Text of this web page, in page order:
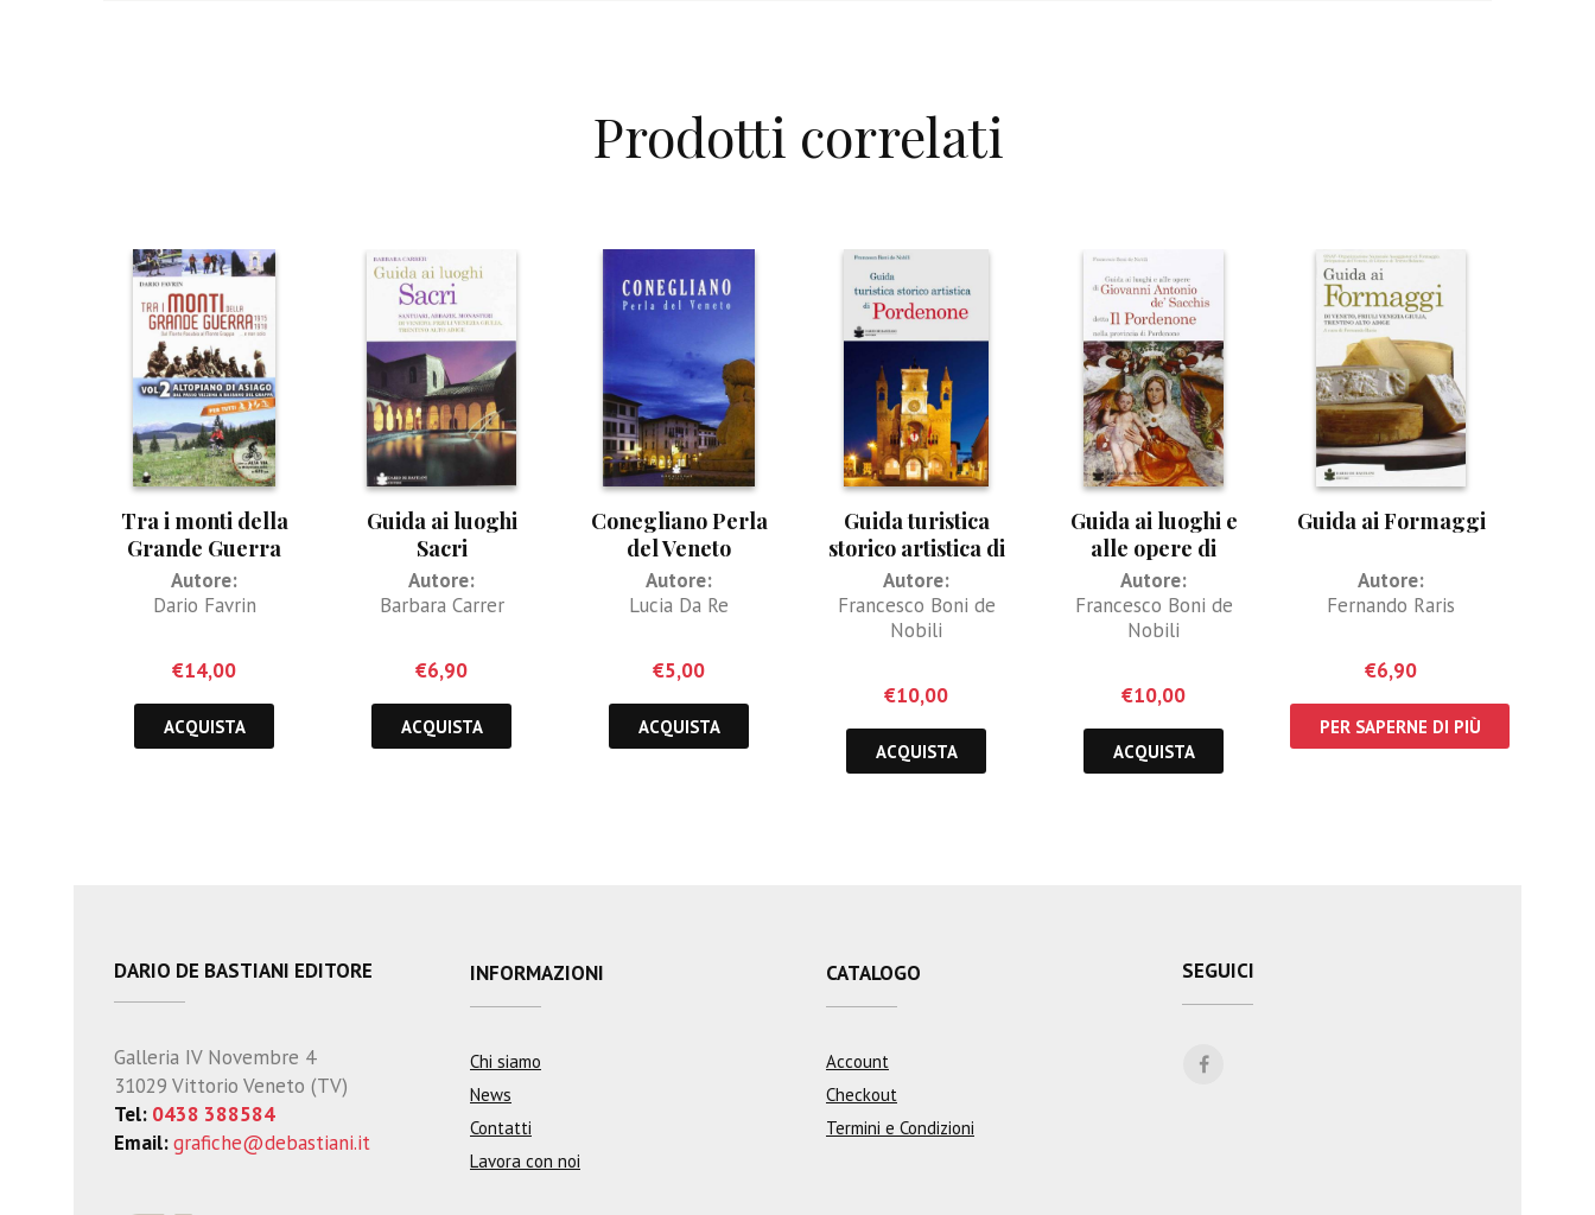
Prodotti correlati
Tra i monti della
Grande Guerra
1915-1918 (vol.2°)
Autore:
Dario Favrin
€14,00
ACQUISTA
Guida ai luoghi
Sacri
Autore:
Barbara Carrer
€6,90
ACQUISTA
Conegliano Perla
del Veneto
Autore:
Lucia Da Re
€5,00
ACQUISTA
Guida turistica
storico artistica di
Pordenone
Autore:
Francesco Boni de
Nobili
€10,00
ACQUISTA
Guida ai luoghi e
alle opere di
Giovanni Antonio
de’ Sacchis detto Il
Pordenone
Autore:
Francesco Boni de
Nobili
€10,00
ACQUISTA
Guida ai Formaggi
Autore:
Fernando Raris
€6,90
PER SAPERNE DI PIÙ
DARIO DE BASTIANI EDITORE
Galleria IV Novembre 4
31029 Vittorio Veneto (TV)
Tel: 0438 388584
Email:grafiche@debastiani.it
INFORMAZIONI
Chi siamo
News
Contatti
Lavora con noi
CATALOGO
Account
Checkout
Termini e Condizioni
SEGUICI